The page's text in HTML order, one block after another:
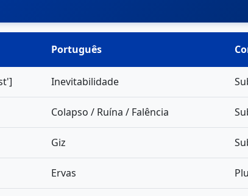
Português
Inevitabilidade
Colapso / Ruína / Falência
Giz
Ervas